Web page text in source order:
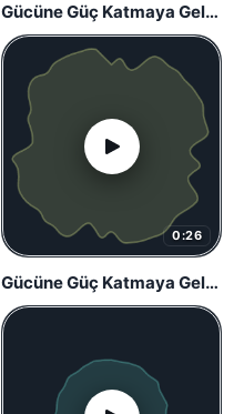
Gücüne Güç Katmaya Geldik (Başlangıç)
0:26
Gücüne Güç Katmaya Geldik